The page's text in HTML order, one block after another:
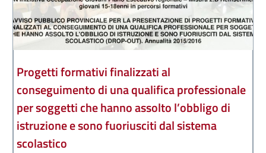
Progetti formativi finalizzati al
conseguimento di una qualifica professionale
per soggetti che hanno assolto l’obbligo di
istruzione e sono fuoriusciti dal sistema
scolastico